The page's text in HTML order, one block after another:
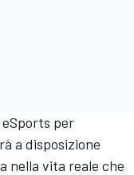
per
a disposizione
nella vita reale che